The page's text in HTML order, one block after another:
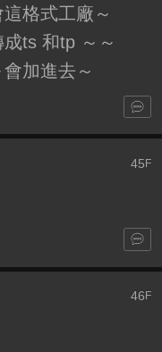
格式工廠～
ts 和tp ～～
加進去～
45 F
46 F